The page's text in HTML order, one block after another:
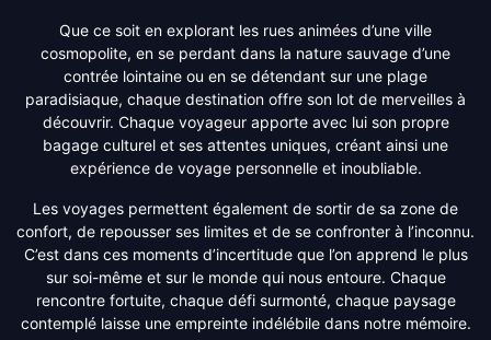
Que ce soit en explorant les rues animées d’une ville
cosmopolite, en se perdant dans la nature sauvage d’une
contrée lointaine ou en se détendant sur une plage
paradisiaque, chaque destination offre son lot de merveilles à
découvrir. Chaque voyageur apporte avec lui son propre
bagage culturel et ses attentes uniques, créant ainsi une
expérience de voyage personnelle et inoubliable.
Les voyages permettent également de sortir de sa zone de
confort, de repousser ses limites et de se confronter à l’inconnu.
C’est dans ces moments d’incertitude que l’on apprend le plus
sur soi-même et sur le monde qui nous entoure. Chaque
rencontre fortuite, chaque défi surmonté, chaque paysage
contemplé laisse une empreinte indélébile dans notre mémoire.